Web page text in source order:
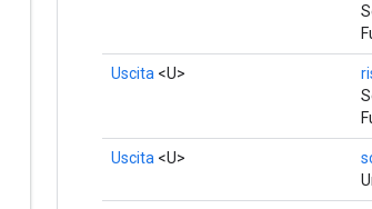
Uscita <U>
Uscita <U>